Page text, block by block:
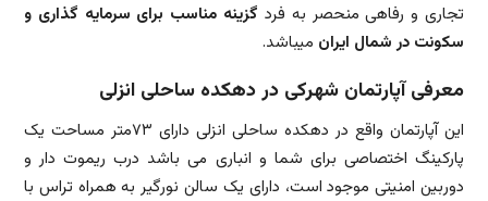
تجاری و رفاهی منحصر به فرد گزینه مناسب برای سرمایه گذاری و
سکونت در شمال ایران میباشد.
معرفی آپارتمان شهرکی در دهکده ساحلی انزلی
این آپارتمان واقع در دهکده ساحلی انزلی دارای ۷۳متر مساحت یک
پارکینگ اختصاصی برای شما و انباری می باشد درب ریموت دار و
دوربین امنیتی موجود است، دارای یک سالن نورگیر به همراه تراس با